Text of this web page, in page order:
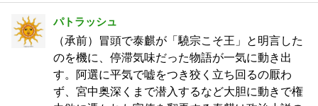
パトラッシュ
（承前）冒頭で泰麒が「驍宗こそ王」と明言した
のを機に、停滞気味だった物語が一気に動き出
す。阿選に平気で嘘をつき狡く立ち回るの厭わ
ず、宮中奥深くまで潜入するなど大胆に動きで権